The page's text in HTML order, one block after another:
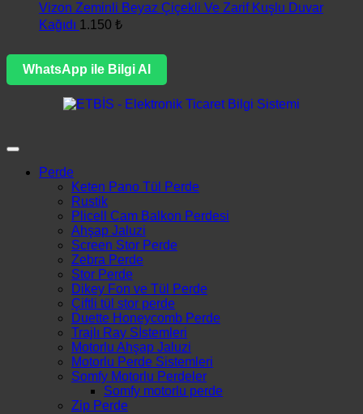
Vizon Zeminli Beyaz Çiçekli Ve Zarif Kuşlu Duvar
Kağıdı 1.150 ₺
WhatsApp ile Bilgi Al
Perde
Keten Pano Tül Perde
Rustik
Plicell Cam Balkon Perdesi
Ahşap Jaluzi
Screen Stor Perde
Zebra Perde
Stor Perde
Dikey Fon ve Tül Perde
Çiftli tül stor perde
Duette Honeycomb Perde
Trajlı Ray Sİstemleri
Motorlu Ahşap Jaluzi
Motorlu Perde Sistemleri
Somfy Motorlu Perdeler
Somfy motorlu perde
Zip Perde